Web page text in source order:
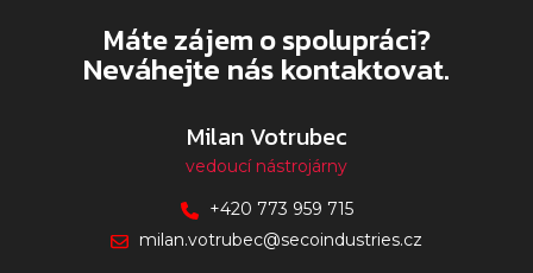
Máte zájem o spolupráci?
Neváhejte nás kontaktovat.
Milan Votrubec
vedoucí nástrojárny
+420 773 959 715
milan.votrubec@secoindustries.cz